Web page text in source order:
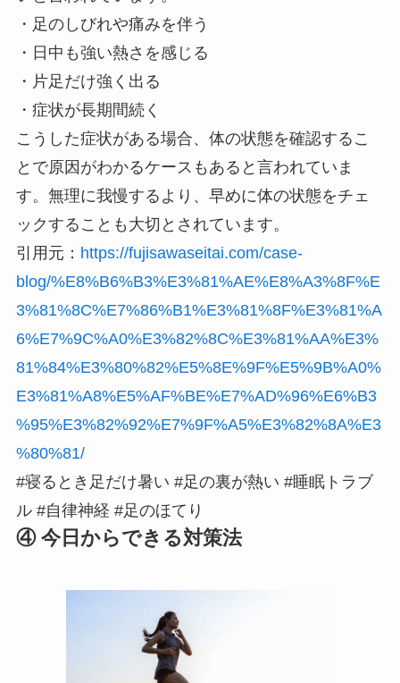
・足のしびれや痛みを伴う
・日中も強い熱さを感じる
・片足だけ強く出る
・症状が長期間続く
こうした症状がある場合、体の状態を確認するこ
とで原因がわかるケースもあると言われていま
す。無理に我慢するより、早めに体の状態をチェ
ックすることも大切とされています。
引用元： https://fujisawaseitai.com/case-
blog/%E8%B6%B3%E3%81%AE%E8%A3%8F%E
3%81%8C%E7%86%B1%E3%81%8F%E3%81%A
6%E7%9C%A0%E3%82%8C%E3%81%AA%E3%
81%84%E3%80%82%E5%8E%9F%E5%9B%A0%
E3%81%A8%E5%AF%BE%E7%AD%96%E6%B3
%95%E3%82%92%E7%9F%A5%E3%82%8A%E3
%80%81/
#寝るとき足だけ暑い #足の裏が熱い #睡眠トラブ
ル #自律神経 #足のほてり
④ 今日からできる対策法